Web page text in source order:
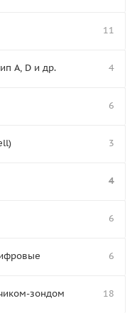
11
А, D и др. 4
6
3
4
6
6
зондом 18